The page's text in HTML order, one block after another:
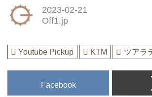
2023-02-21
Off1.jp
Youtube Pickup KTM ツアラ
Facebook